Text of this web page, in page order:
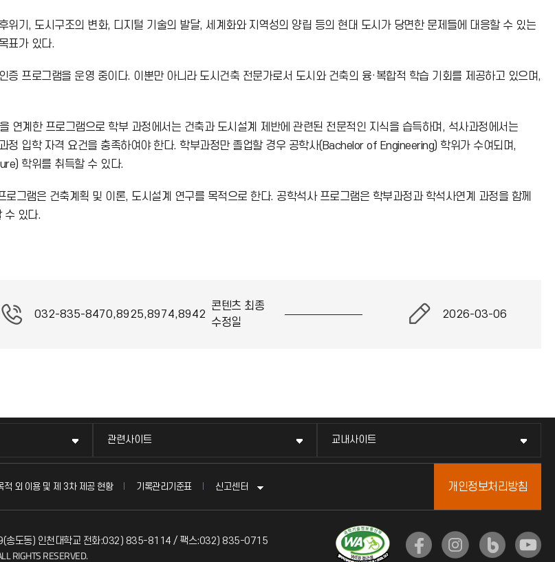
기, 도시구조의 변화, 디지털 기술의 발달, 세계화와 지역성의 양립 등의 현대 도시가 당면한 문제들에 대응할 수 있는
표가 있다.
프로그램을 운영 중이다. 이뿐만 아니라 도시건축 전문가로서 도시와 건축의 융·복합적 학습 기회를 제공하고 있으며,
연계한 프로그램으로 학부 과정에서는 건축과 도시설계 제반에 관련된 전문적인 지식을 습득하며, 석사과정에서는
입학 자격 요건을 충족하여야 한다. 학부과정만 졸업할 경우 공학사(Bachelor of Engineering) 학위가 수여되며,
학위를 취득할 수 있다.
램은 건축계획 및 이론, 도시설계 연구를 목적으로 한다. 공학석사 프로그램은 학부과정과 학석사연계 과정을 함께
수 있다.
032-835-8470,8925,8974,8942
콘텐츠 최종
수정일
2026-03-06
관련사이트 교내사이트
적 외 이용 및 제 3차 제공 현황 기록관리기준표 신고센터 개인정보처리방침
송도동) 인천대학교 전화:032) 835-8114 / 팩스:032) 835-0715
RIGHTS RESERVED.